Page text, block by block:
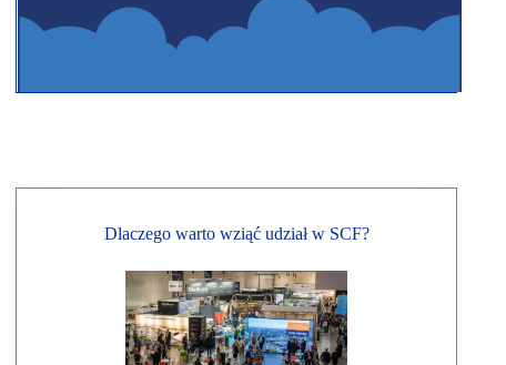
Dlaczego warto wziąć udział w SCF?